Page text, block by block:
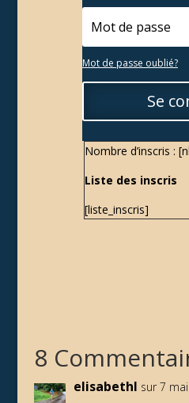
Mot de passe oublié?
Se
Nombre d’inscris :
Liste des inscris
[liste_inscris]
8
elisabethl sur 7